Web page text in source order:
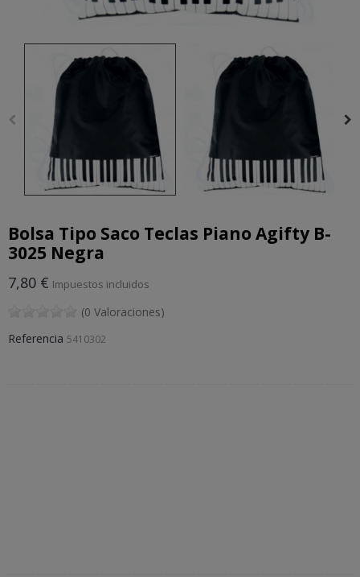
Bolsa Tipo Saco Teclas Piano Agifty B-
3025 Negra
7,80 € Impuestos incluidos
(0 Valoraciones)
Referencia 5410302